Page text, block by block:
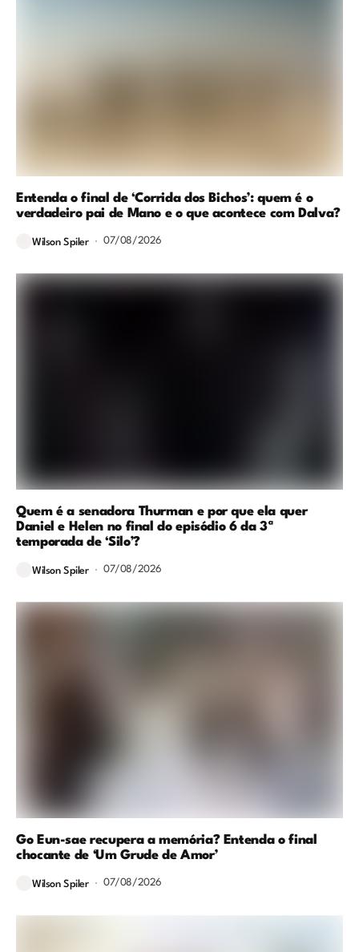
Entenda o final de ‘Corrida dos Bichos’: quem é o
verdadeiro pai de Mano e o que acontece com Dalva?
Wilson Spiler 07/08/2026
Quem é a senadora Thurman e por que ela quer
Daniel e Helen no final do episódio 6 da 3ª
temporada de ‘Silo’?
Wilson Spiler 07/08/2026
Go Eun-sae recupera a memória? Entenda o final
chocante de ‘Um Grude de Amor’
Wilson Spiler 07/08/2026